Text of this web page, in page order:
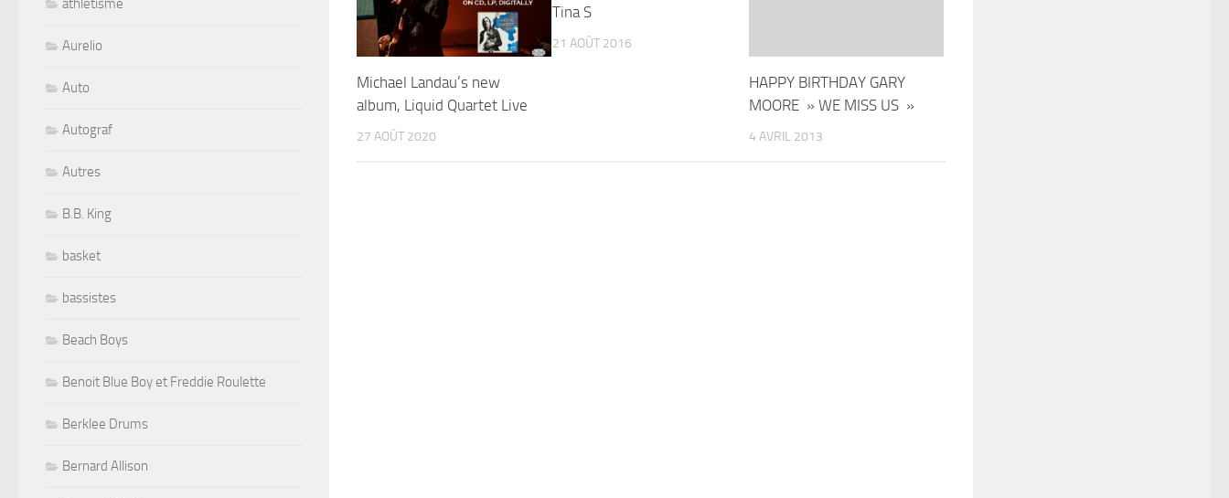
Michael Landau’s new
album, Liquid Quartet Live
27 AOÛT 2020
Tina S
21 AOÛT 2016
HAPPY BIRTHDAY GARY
MOORE » WE MISS US »
4 AVRIL 2013
athletisme
Aurelio
Auto
Autograf
Autres
B.B. King
basket
bassistes
Beach Boys
Benoit Blue Boy et Freddie Roulette
Berklee Drums
Bernard Allison